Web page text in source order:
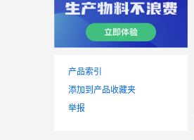
产品索引
添加到产品收藏夹
举报